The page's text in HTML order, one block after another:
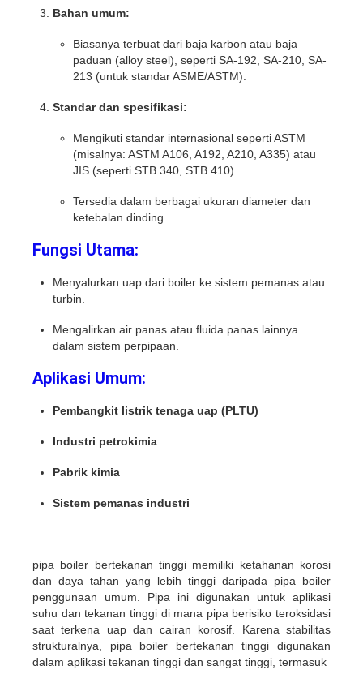
Bahan umum:
Biasanya terbuat dari baja karbon atau baja
paduan (alloy steel), seperti SA-192, SA-210, SA-
213 (untuk standar ASME/ASTM).
Standar dan spesifikasi:
Mengikuti standar internasional seperti ASTM
(misalnya: ASTM A106, A192, A210, A335) atau
JIS (seperti STB 340, STB 410).
Tersedia dalam berbagai ukuran diameter dan
ketebalan dinding.
Fungsi Utama:
Menyalurkan uap dari boiler ke sistem pemanas atau
turbin.
Mengalirkan air panas atau fluida panas lainnya
dalam sistem perpipaan.
Aplikasi Umum:
Pembangkit listrik tenaga uap (PLTU)
Industri petrokimia
Pabrik kimia
Sistem pemanas industri
pipa boiler bertekanan tinggi memiliki ketahanan korosi
dan daya tahan yang lebih tinggi daripada pipa boiler
penggunaan umum. Pipa ini digunakan untuk aplikasi
suhu dan tekanan tinggi di mana pipa berisiko teroksidasi
saat terkena uap dan cairan korosif. Karena stabilitas
strukturalnya, pipa boiler bertekanan tinggi digunakan
dalam aplikasi tekanan tinggi dan sangat tinggi, termasuk